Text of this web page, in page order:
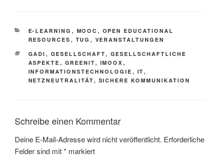
KATEGORIEN
E-LEARNING , MOOC , OPEN EDUCATIONAL
RESOURCES , TUG , VERANSTALTUNGEN
SCHLAGWÖRTER
GADI , GESELLSCHAFT, GESELLSCHAFTLICHE
ASPEKTE , GREENIT, IMOOX ,
INFORMATIONSTECHNOLOGIE , IT,
NETZNEUTRALITÄT, SICHERE KOMMUNIKATION
Schreibe einen Kommentar
Deine E-Mail-Adresse wird nicht veröffentlicht. Erforderliche
Felder sind mit* markiert